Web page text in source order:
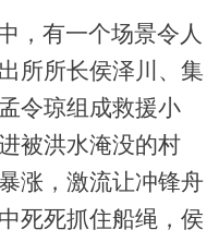
，有一个场景令人
所所长侯泽川、集
令琼组成救援小
被洪水淹没的村
涨，激流让冲锋舟
死死抓住船绳，侯